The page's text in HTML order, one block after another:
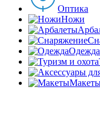
Оптика
Ножи
Одежда